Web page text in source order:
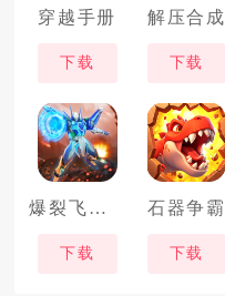
穿越手册
下载
解压合成
下载
爆裂飞车兽神合体
下载
石器争霸
下载